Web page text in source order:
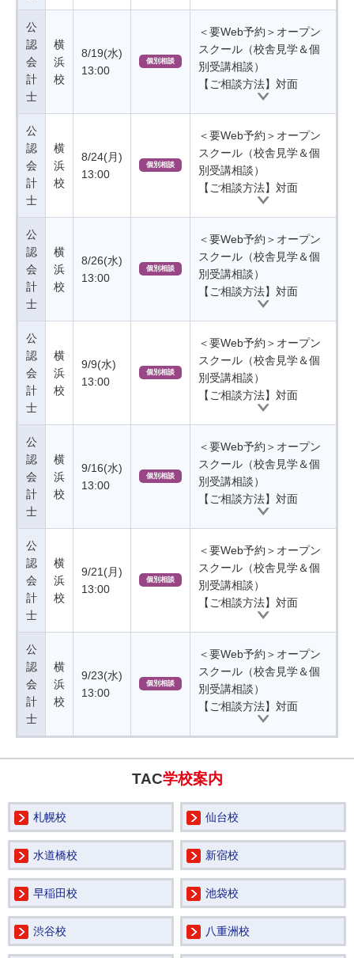
公
認
会
計
士
横
浜
校
8/19(水)
13:00
個別相談
＜要Web予約＞オープン
スクール（校舎見学＆個
別受講相談）
【ご相談方法】対面
公
認
会
計
士
横
浜
校
8/24(月)
13:00
個別相談
＜要Web予約＞オープン
スクール（校舎見学＆個
別受講相談）
【ご相談方法】対面
公
認
会
計
士
横
浜
校
8/26(水)
13:00
個別相談
＜要Web予約＞オープン
スクール（校舎見学＆個
別受講相談）
【ご相談方法】対面
公
認
会
計
士
横
浜
校
9/9(水)
13:00
個別相談
＜要Web予約＞オープン
スクール（校舎見学＆個
別受講相談）
【ご相談方法】対面
公
認
会
計
士
横
浜
校
9/16(水)
13:00
個別相談
＜要Web予約＞オープン
スクール（校舎見学＆個
別受講相談）
【ご相談方法】対面
公
認
会
計
士
横
浜
校
9/21(月)
13:00
個別相談
＜要Web予約＞オープン
スクール（校舎見学＆個
別受講相談）
【ご相談方法】対面
公
認
会
計
士
横
浜
校
9/23(水)
13:00
個別相談
＜要Web予約＞オープン
スクール（校舎見学＆個
別受講相談）
【ご相談方法】対面
TAC学校案内
札幌校 仙台校
水道橋校 新宿校
早稲田校 池袋校
渋谷校 八重洲校